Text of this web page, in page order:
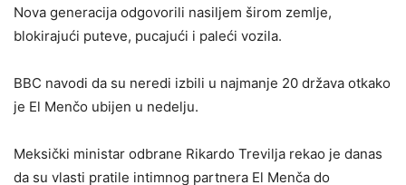
Nova generacija odgovorili nasiljem širom zemlje,
blokirajući puteve, pucajući i paleći vozila.
BBC navodi da su neredi izbili u najmanje 20 država otkako
je El Menčo ubijen u nedelju.
Meksički ministar odbrane Rikardo Trevilja rekao je danas
da su vlasti pratile intimnog partnera El Menča do